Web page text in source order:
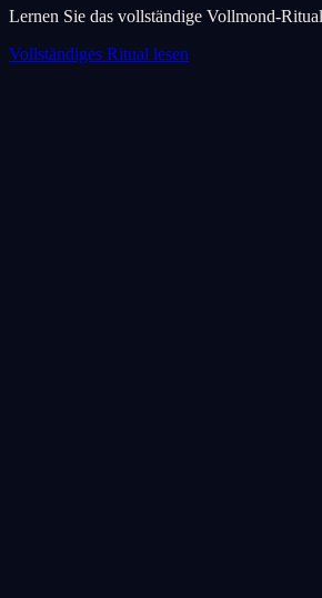
Lernen Sie das vollständige Vollmond-
Vollständiges Ritual lesen